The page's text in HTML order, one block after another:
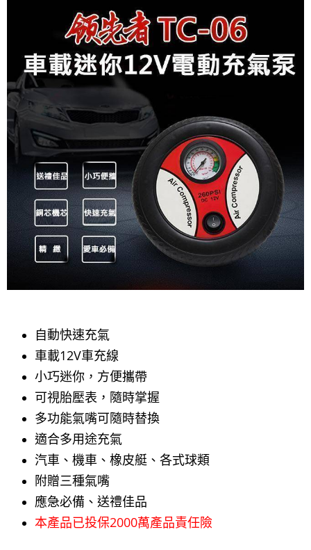
自動快速充氣
車載12V車充線
小巧迷你，方便攜帶
可視胎壓表，隨時掌握
多功能氣嘴可隨時替換
適合多用途充氣
汽車、機車、橡皮艇、各式球類
附贈三種氣嘴
應急必備、送禮佳品
本產品已投保2000萬產品責任險